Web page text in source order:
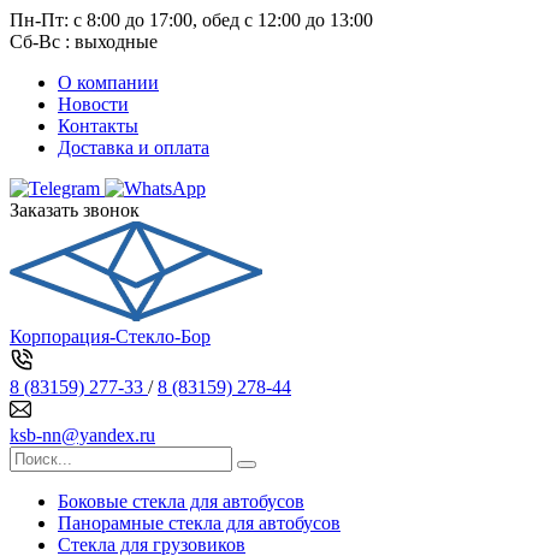
Пн-Пт: с 8:00 до 17:00, обед с 12:00 до 13:00
Сб-Вс : выходные
О компании
Новости
Контакты
Доставка и оплата
Заказать звонок
Корпорация-Стекло-Бор
8 (83159) 277-33 /8 (83159) 278-44
ksb-nn@yandex.ru
Боковые стекла для автобусов
Панорамные стекла для автобусов
Стекла для грузовиков